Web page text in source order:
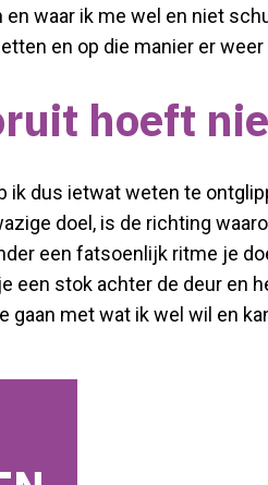
waar ik me wel en niet
en op die manier er
hoeft
ik dus ietwat weten te
doel, is de richting
een fatsoenlijk ritme je
een stok achter de deur en
gaan met wat ik wel wil en